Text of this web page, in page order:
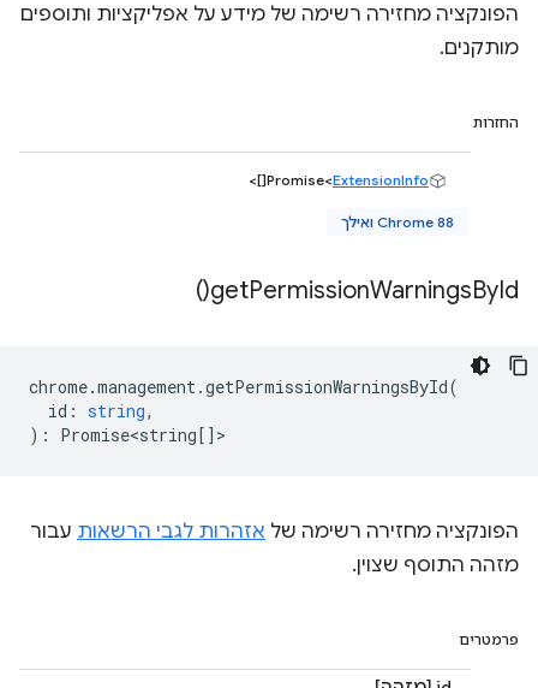
הפונקציה מחזירה רשימה של מידע על אפליקציות ותוספים
מותקנים.
החזרות
Promise<ExtensionInfo
[]>
Chrome 88 ואילך
getPermissionWarningsById(
)
chrome.management.getPermissionWarningsById(
id : string,
) : Promise<string[]>
הפונקציה מחזירה רשימה של אזהרות לגבי הרשאות עבור
מזהה התוסף שצוין.
פרמטרים